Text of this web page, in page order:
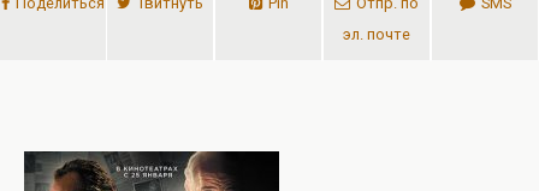
эл. почте